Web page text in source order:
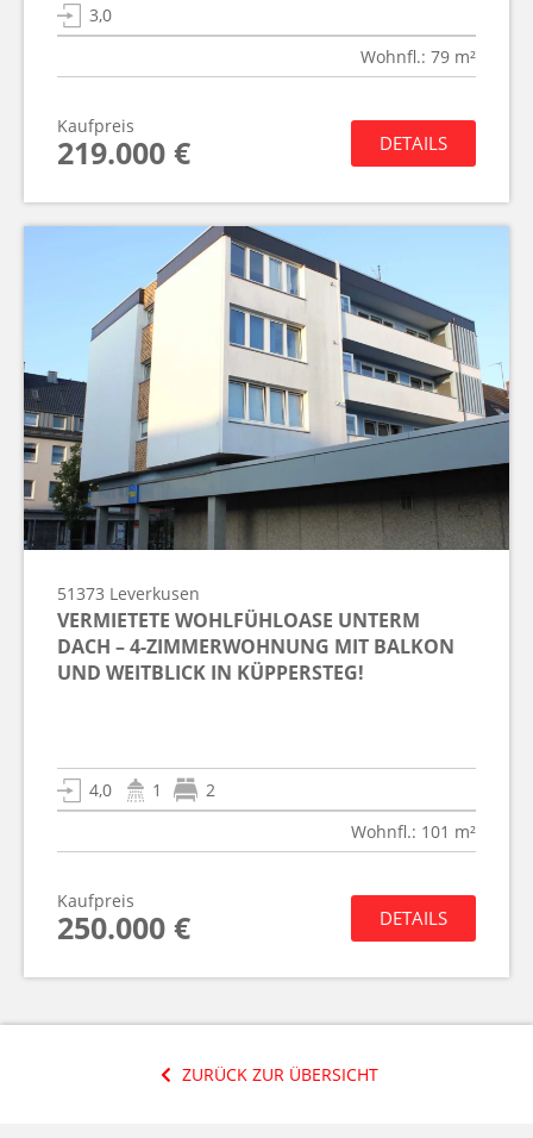
3,0
Wohnfl.: 79 m²
Kaufpreis
219.000 € DETAILS
51373 Leverkusen
VERMIETETE WOHLFÜHLOASE UNTERM
DACH – 4-ZIMMERWOHNUNG MIT BALKON
UND WEITBLICK IN KÜPPERSTEG!
4,0 1
2
Wohnfl.: 101 m²
Kaufpreis
250.000 € DETAILS
ZURÜCK ZUR ÜBERSICHT